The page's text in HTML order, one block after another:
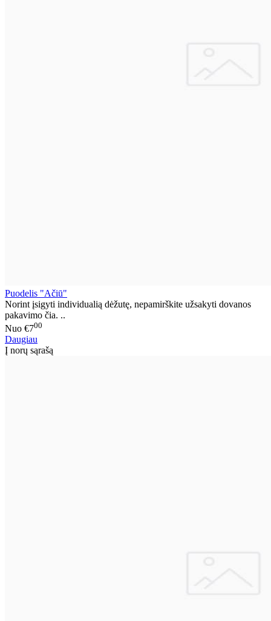
Puodelis "Ačiū"
Norint įsigyti individualią dėžutę, nepamirškite užsakyti dovanos
pakavimo čia. ..
Nuo €700
Daugiau
Į norų sąrašą